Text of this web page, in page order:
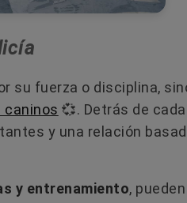
su fuerza o disciplina,
caninos 💞​. Detrás de
y una relación
y entrenamiento, pueden